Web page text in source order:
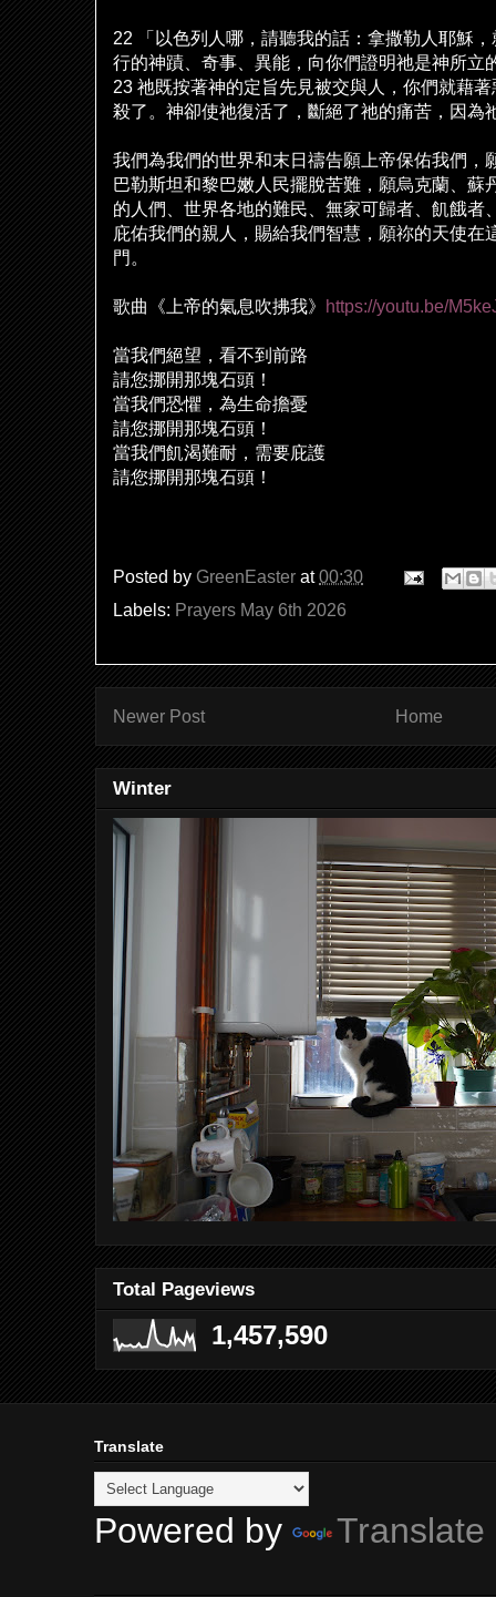
22
「以色列人哪，請聽我的話：拿撒勒人耶穌
行的神蹟、奇事、異能，向你們證明祂是神所立
23 祂既按著神的定旨先見被交與人，你們就藉
殺了。神卻使祂復活了，斷絕了祂的痛苦，因為
我們為我們的世界和末日禱告願上帝保佑我們，
巴勒斯坦和黎巴嫩人民擺脫苦難，願烏克蘭、蘇
的人們、世界各地的難民、無家可歸者、飢餓者
庇佑我們的親人，賜給我們智慧，願祢的天使在
門。
歌曲《上帝的氣息吹拂我》 https://youtu.be/
當我們絕望，看不到前路
請您挪開那塊石頭！
當我們恐懼，為生命擔憂
請您挪開那塊石頭！
當我們飢渴難耐，需要庇護
請您挪開那塊石頭！
Posted by GreenEaster at00:30
Labels: Prayers May 6th 2026
Newer Post Home
Winter
Total Pageviews
1,457,590
Translate
Powered by Translate